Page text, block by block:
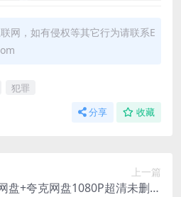
网，如有侵权等其它行为请联系E
犯罪
分享 收藏
上一篇
盘+夸克网盘1080P超清未删减